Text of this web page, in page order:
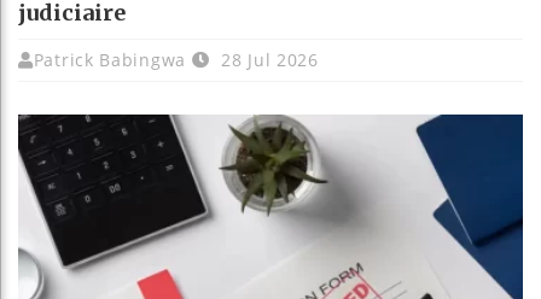
judiciaire
Patrick Babingwa 28 Jul 2026